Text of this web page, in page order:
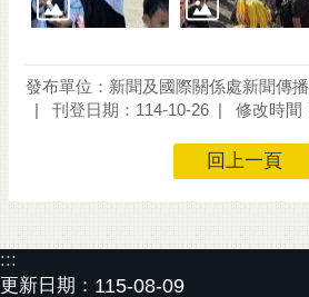
發布單位：新聞及國際關係處新聞傳
刊登日期：114-10-26
修改時間
回上一頁
:::
更新日期： 115-08-09